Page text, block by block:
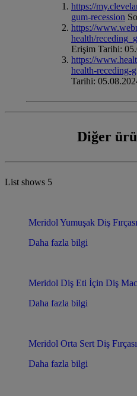
https://
gum-recession
https://
health/
Erişim Tarihi:
https://
health-receding-
Tarihi:
Diğer
List shows 5
Meridol Yumuşak Diş Fırçası
Daha fazla bilgi
Meridol Diş Eti İçin Diş
Daha fazla bilgi
Meridol Orta Sert Diş Fırçası
Daha fazla bilgi